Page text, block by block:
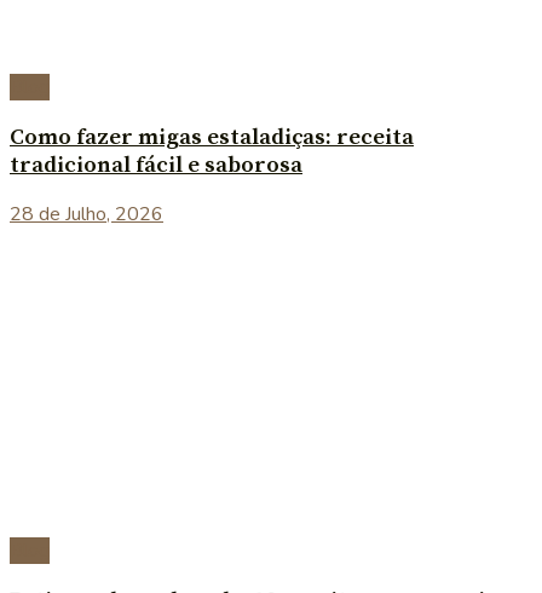
Como fazer migas estaladiças: receita
tradicional fácil e saborosa
28 de Julho, 2026